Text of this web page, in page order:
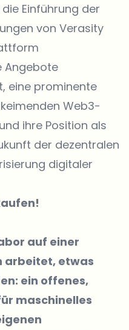
Einführung der
von Verasity
Angebote
eine prominente
Web3-
ihre Position als
der dezentralen
digitaler
auf einer
arbeitet, etwas
ein offenes,
maschinelles